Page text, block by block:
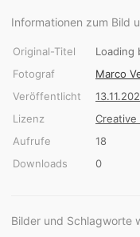
Informationen zum Bild
Original-Titel
Loading
Fotograf
Marco
Veröffentlicht
Lizenz
Creative
Aufrufe
18
Downloads
0
Bilder und Schlagworte